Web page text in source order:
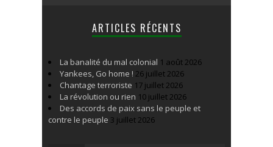
ARTICLES RÉCENTS
La banalité du mal colonial 1 août 2026
Yankees, Go home ! 26 juillet 2026
Chantage terroriste 17 juillet 2026
La révolution ou rien 10 juillet 2026
Des accords de paix sans le peuple et
contre le peuple 3 juillet 2026